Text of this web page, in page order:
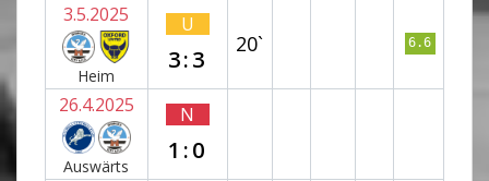
3.5.2025
Heim
U
3:3
20` 6.6
26.4.2025
Auswärts
N
1:0